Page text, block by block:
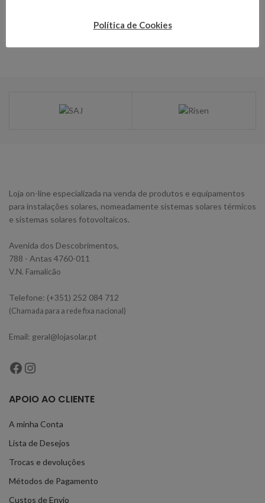
Loja on-line especializada na venda de produtos e equipamentos
para instalações solares, nomeadamente sistemas solares térmicos
e sistemas solares fotovoltaicos.
Avenida dos Descobrimentos,
788 - Antas 4760-011
V.N. Famalicão
Telefone: (+351) 252 084 712
(Chamada para a rede fixa nacional)
Email: geral@lojasolar.pt
APOIO AO CLIENTE
A minha Conta
Lista de Desejos
Trocas e devoluções
Métodos de Pagamento
Custos de Envio
Política de Cookies